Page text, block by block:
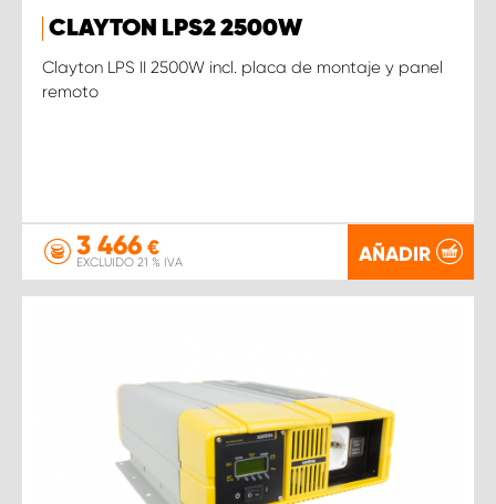
CLAYTON LPS2 2500W
Clayton LPS II 2500W incl. placa de montaje y panel
remoto
3 466 €
EXCLUIDO 21 % IVA AÑADIR